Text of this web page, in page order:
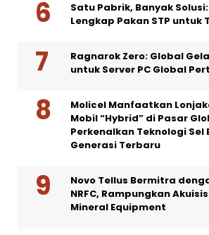
Satu Pabrik, Banyak
Lengkap Pakan STP untuk
Ragnarok Zero: Global
untuk Server PC Global
Molicel Manfaatkan
Mobil “Hybrid” di Pasar
Perkenalkan Teknologi Sel
Generasi Terbaru
Novo Tellus Bermitra
NRFC, Rampungkan
Mineral Equipment